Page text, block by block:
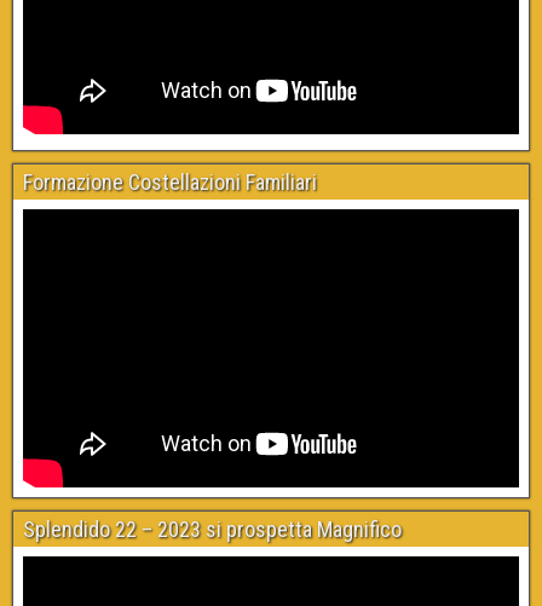
Formazione Costellazioni Familiari
Splendido 22 – 2023 si prospetta Magnifico